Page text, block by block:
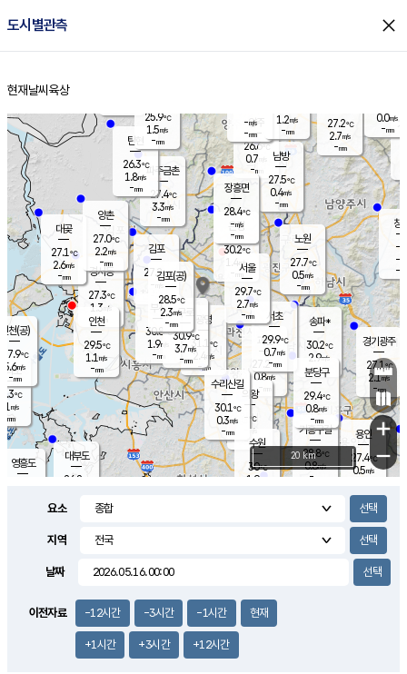
도시별관측 close
홈
현재날씨 육상
의도
℃
m/s
mm
영흥도
양주
26.6℃
0.7
-mm
과천
27.2℃
0.8m/s
- mm
용인
27.4℃
0.5m/s
경기광주
27.1℃
2.1m/s
-mm
1.5m/s
대부도
26.8
경서동
27.3℃
1.3 m/s
-mm
파주금촌
27.4℃
3.3m/s
-mm
27.2℃
2.7m/s
-mm
대곶
27.1℃
2.6m/s
-mm
창
-
-m/
-
탄현
26.3℃
1.8m/s
-mm
0.0m/s
-mm
의왕
- ℃
m/s
mm
김포
27.2℃
-m/s
mm
광명
31.1
℃
2.4 m/s
-mm
부천
30.8℃
1.9m/s
-mm
양촌
27.0℃
2.2m/s
-mm
구로
30.9℃
3.7m/s
-mm
은평
30.2℃
1.4 m/s
- mm
노원
27.7℃
0.5m/s
-mm
송파*
30.2℃
2.9m/s
-mm
서초
29.9℃
0.7m/s
-mm
남방
27.5℃
0.4m/s
-mm
기흥구갈
28.8℃
0.8m/s
-
수리산길
30.1℃
0.3m/s
-mm
분당구
29.4℃
0.8m/s
-mm
장흥면
28.4℃
-m/s
-mm
-m/s
-mm
인천(공)
27.9℃
5.6m/s
-mm
김포(공)
28.5℃
2.3m/s
-mm
수원
30℃
1.9m/s
인천
29.5℃
1.1 m/s
-mm
서울
29.7℃
2.7m/s
-mm
25.9℃
1.5m/s
-mm
1.2m/s
-mm
+
−
20 km
요소
지역
날짜
이전자료 -12시간 -3시간 -1시간 현재
+1시간 +3시간 +12시간